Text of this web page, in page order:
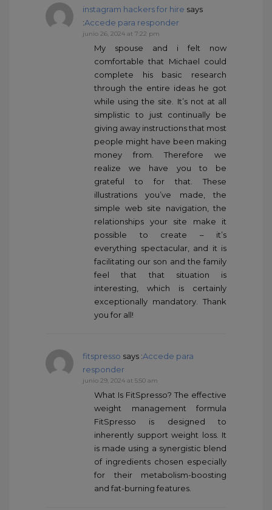
instagram hackers for hire says
:Accede para responder
junio 26, 2024 at 7:22 pm
My spouse and i felt now
comfortable that Michael could
complete his basic research
through the entire ideas he got
while using the site. It’s not at all
simplistic to just continually be
giving away instructions that most
people might have been making
money from. Therefore we
realize we have you to be
grateful to for that. These
illustrations you’ve made, the
simple web site navigation, the
relationships your site make it
possible to create – it’s
everything spectacular, and it is
facilitating our son and the family
feel that that situation is
interesting, which is certainly
exceptionally mandatory. Thank
you for all!
fitspresso says :Accede para
responder
junio 29, 2024 at 5:50 am
What Is FitSpresso? The effective
weight management formula
FitSpresso is designed to
inherently support weight loss. It
is made using a synergistic blend
of ingredients chosen especially
for their metabolism-boosting
and fat-burning features.